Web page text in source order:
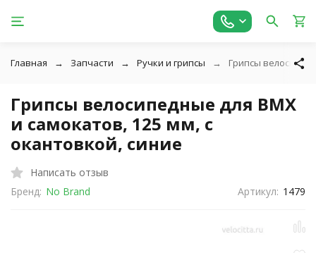
Главная Запчасти Ручки и грипсы Грипсы
Грипсы велосипедные для BMX
и самокатов, 125 мм, с
окантовкой, синие
Написать отзыв
Бренд: No Brand Артикул: 1479